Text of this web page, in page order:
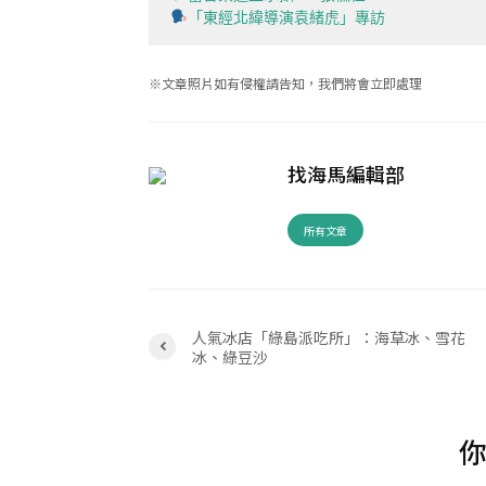
「東經北緯導演袁緒虎」專訪
※文章照片如有侵權請告知，我們將會立即處理
找海馬編輯部
所有文章
人氣冰店「綠島派吃所」：海草冰、雪花
冰、綠豆沙